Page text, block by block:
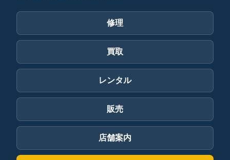
修理
買取
レンタル
販売
店舗案内